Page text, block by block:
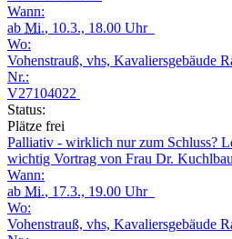
Wann:
ab Mi., 10.3., 18.00 Uhr
Wo:
Vohenstrauß, vhs, Kavaliersgebäude
Nr.:
V27104022
Status:
Plätze frei
Palliativ - wirklich nur zum Schluss?
wichtig Vortrag von Frau Dr.
Wann:
ab Mi., 17.3., 19.00 Uhr
Wo:
Vohenstrauß, vhs, Kavaliersgebäude